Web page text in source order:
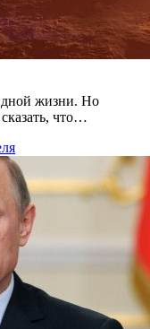
жизни. Но
что…